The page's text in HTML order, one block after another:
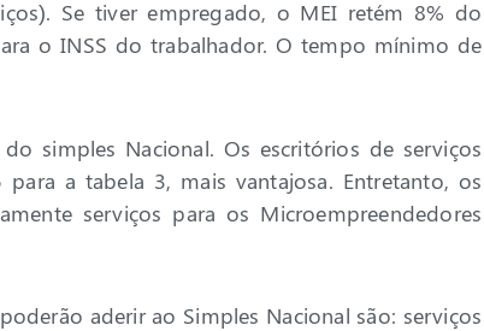
Se tiver empregado, o MEI retém 8% do
o INSS do trabalhador. O tempo mínimo de
simples Nacional. Os escritórios de serviços
a tabela 3, mais vantajosa. Entretanto, os
serviços para os Microempreendedores
aderir ao Simples Nacional são: serviços